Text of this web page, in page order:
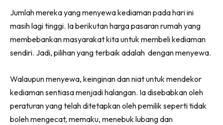
Ruang Tamu
Menarik Lagi
Casa Impiana
Impiana Makeover
Hotel
Kafe
(Twitter)
Jumlah mereka yang menyewa kediaman pada hari ini
masih lagi tinggi. Ia berikutan harga pasaran rumah yang
membebankan masyarakat kita untuk membeli kediaman
sendiri. Jadi, pilihan yang terbaik adalah dengan menyewa.
Walaupun menyewa, keinginan dan niat untuk mendekor
kediaman sentiasa menjadi halangan. Ia disebabkan oleh
peraturan yang telah ditetapkan oleh pemilik seperti tidak
boleh mengecat, memaku, menebuk lubang dan